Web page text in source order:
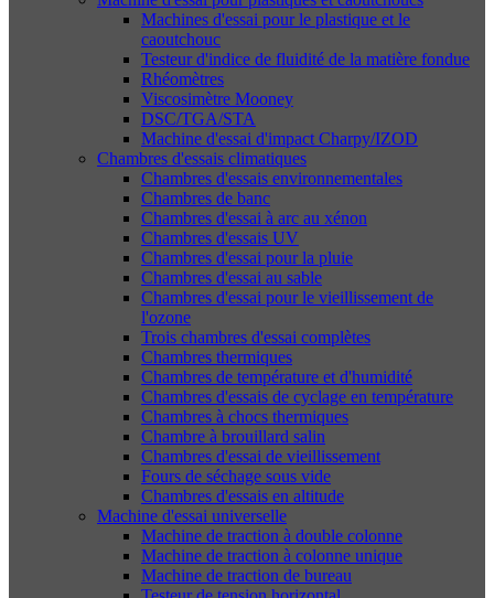
Machines d'essai pour le plastique et le
caoutchouc
Testeur d'indice de fluidité de la matière fondue
Rhéomètres
Viscosimètre Mooney
DSC/TGA/STA
Machine d'essai d'impact Charpy/IZOD
Chambres d'essais climatiques
Chambres d'essais environnementales
Chambres de banc
Chambres d'essai à arc au xénon
Chambres d'essais UV
Chambres d'essai pour la pluie
Chambres d'essai au sable
Chambres d'essai pour le vieillissement de
l'ozone
Trois chambres d'essai complètes
Chambres thermiques
Chambres de température et d'humidité
Chambres d'essais de cyclage en température
Chambres à chocs thermiques
Chambre à brouillard salin
Chambres d'essai de vieillissement
Fours de séchage sous vide
Chambres d'essais en altitude
Machine d'essai universelle
Machine de traction à double colonne
Machine de traction à colonne unique
Machine de traction de bureau